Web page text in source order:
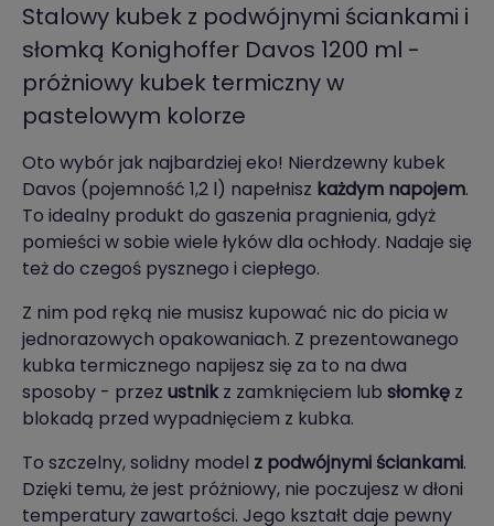
Stalowy kubek z podwójnymi ściankami i
słomką Konighoffer Davos 1200 ml -
próżniowy kubek termiczny w
pastelowym kolorze
Oto wybór jak najbardziej eko! Nierdzewny kubek
Davos (pojemność 1,2 l) napełnisz każdym napojem.
To idealny produkt do gaszenia pragnienia, gdyż
pomieści w sobie wiele łyków dla ochłody. Nadaje się
też do czegoś pysznego i ciepłego.
Z nim pod ręką nie musisz kupować nic do picia w
jednorazowych opakowaniach. Z prezentowanego
kubka termicznego napijesz się za to na dwa
sposoby - przez ustnikz zamknięciem lub słomkę z
blokadą przed wypadnięciem z kubka.
To szczelny, solidny model z podwójnymi ściankami.
Dzięki temu, że jest próżniowy, nie poczujesz w dłoni
temperatury zawartości. Jego kształt daje pewny